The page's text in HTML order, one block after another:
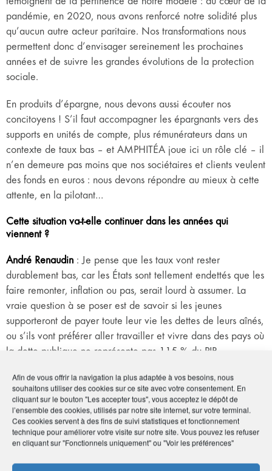
Afin de vous offrir la navigation la plus adaptée à vos besoins, nous
souhaitons utiliser des cookies sur ce site avec votre consentement. En
cliquant sur le bouton "Les accepter tous", vous acceptez le dépôt de
l’ensemble des cookies, utilisés par notre site internet, sur votre terminal.
Ces cookies servent à des fins de suivi statistiques et fonctionnement
technique pour améliorer votre visite sur notre site. Vous pouvez les refuser
en cliquant sur "Fonctionnels uniquement" ou "Voir les préférences"
pandémie, en 2020, nous avons renforcé notre solidité plus
qu’aucun autre acteur paritaire. Nos transformations nous
permettent donc d’envisager sereinement les prochaines
années et de suivre les grandes évolutions de la protection
sociale.
En produits d’épargne, nous devons aussi écouter nos
concitoyens ! S’il faut accompagner les épargnants vers des
supports en unités de compte, plus rémunérateurs dans un
contexte de taux bas – et AMPHITÉA joue ici un rôle clé – il
n’en demeure pas moins que nos sociétaires et clients veulent
des fonds en euros : nous devons répondre au mieux à cette
attente, en la pilotant…
Cette situation va-t-elle continuer dans les années qui
viennent ?
André Renaudin : Je pense que les taux vont rester
durablement bas, car les États sont tellement endettés que les
faire remonter, inflation ou pas, serait lourd à assumer. La
vraie question à se poser est de savoir si les jeunes
supporteront de payer toute leur vie les dettes de leurs aînés,
ou s’ils vont préférer aller travailler et vivre dans des pays où
la dette publique ne représente pas 115 % du PIB…
Comment a réagi AMPHITÉA à cet environnement
exceptionnel des taux bas ?
Pierre Geirnaert: AMPHITÉA donne sur son site des
informations et quelques conseils de souscription de contrats
d’épargne en fonction de critères propres à ses adhérents,
tels que l’âge, la durée d’épargne, etc. En priorité, il faut